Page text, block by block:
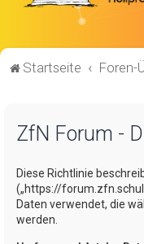
Startseite Foren-
ZfN Forum -
Diese Richtlinie
(„https://
Daten verwendet, die
werden.